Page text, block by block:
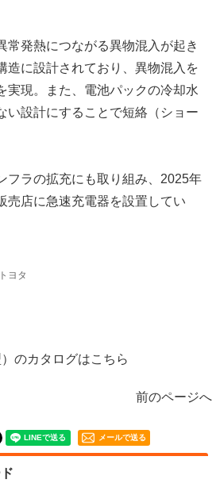
常発熱につながる異物混入が起き
造に設計されており、異物混入を
実現。また、電池パックの冷却水
い設計にすることで短絡（ショー
フラの拡充にも取り組み、2025年
売店に急速充電器を設置してい
ヨタ
のカタログはこちら
前のページへ
メールで送る